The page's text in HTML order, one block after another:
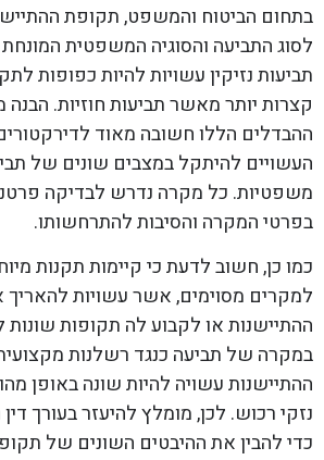
בתחום הביטוח והמשפט, תקופת
לסוג התביעה והסוגיה המשפטית
תביעות נזיקין עשויות להיות כפופות
קצרות יותר מאשר תביעות חוזיות.
ההבדלים הללו חשובה מאוד לדירקטורים
העשויים להיתקל במצבים שונים של
משפטיות. כל מקרה נדרש לבדיקה
בפרטי המקרה והסיבות להתרחשותו.
כמו כן, חשוב לדעת כי קיימות תקנות
למקרים מסוימים, אשר עשויות
ההתיישנות או לקבוע לה תקופות שונות
במקרה של תביעה כנגד רשלנות
ההתיישנות עשויה להיות שונה באופן
נזקי רכוש. לכן, מומלץ להיעזר בעורך
כדי להבין את ההיבטים השונים של